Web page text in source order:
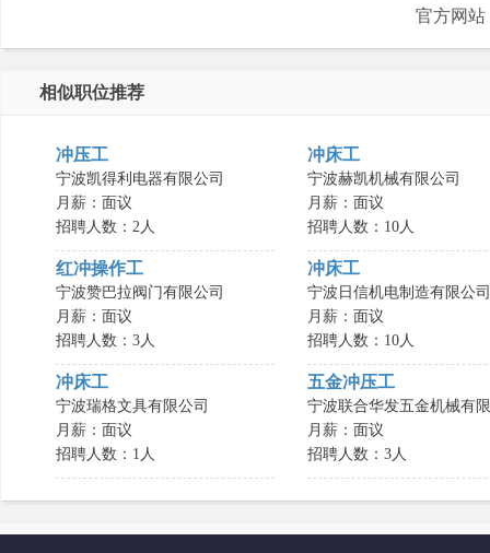
官方网站
相似职位推荐
冲压工
宁波凯得利电器有限公司
月薪：面议
招聘人数：2人
冲床工
宁波赫凯机械有限公司
月薪：面议
招聘人数：10人
红冲操作工
宁波赞巴拉阀门有限公司
月薪：面议
招聘人数：3人
冲床工
宁波日信机电制造有限公司
月薪：面议
招聘人数：10人
冲床工
宁波瑞格文具有限公司
月薪：面议
招聘人数：1人
五金冲压工
宁波联合华发五金机械有
月薪：面议
招聘人数：3人